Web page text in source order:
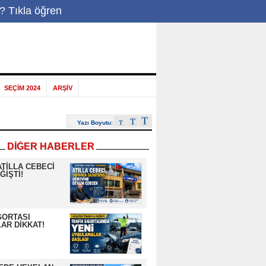
Tıkla öğren
|
SEÇİM 2024 ARŞİV
Yazı Boyutu:
DİĞER HABERLER
CEBECİ
DİKKAT!